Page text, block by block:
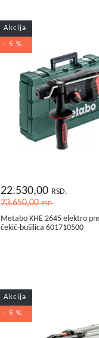
Akcija
- 5 %
22.530,00 RSD.
23.650,00RSD.
Metabo KHE 2645 elektro
čekić-bušilica 601710500
Akcija
- 5 %